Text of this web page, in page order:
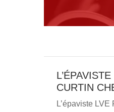
CURTIN
L’épaviste